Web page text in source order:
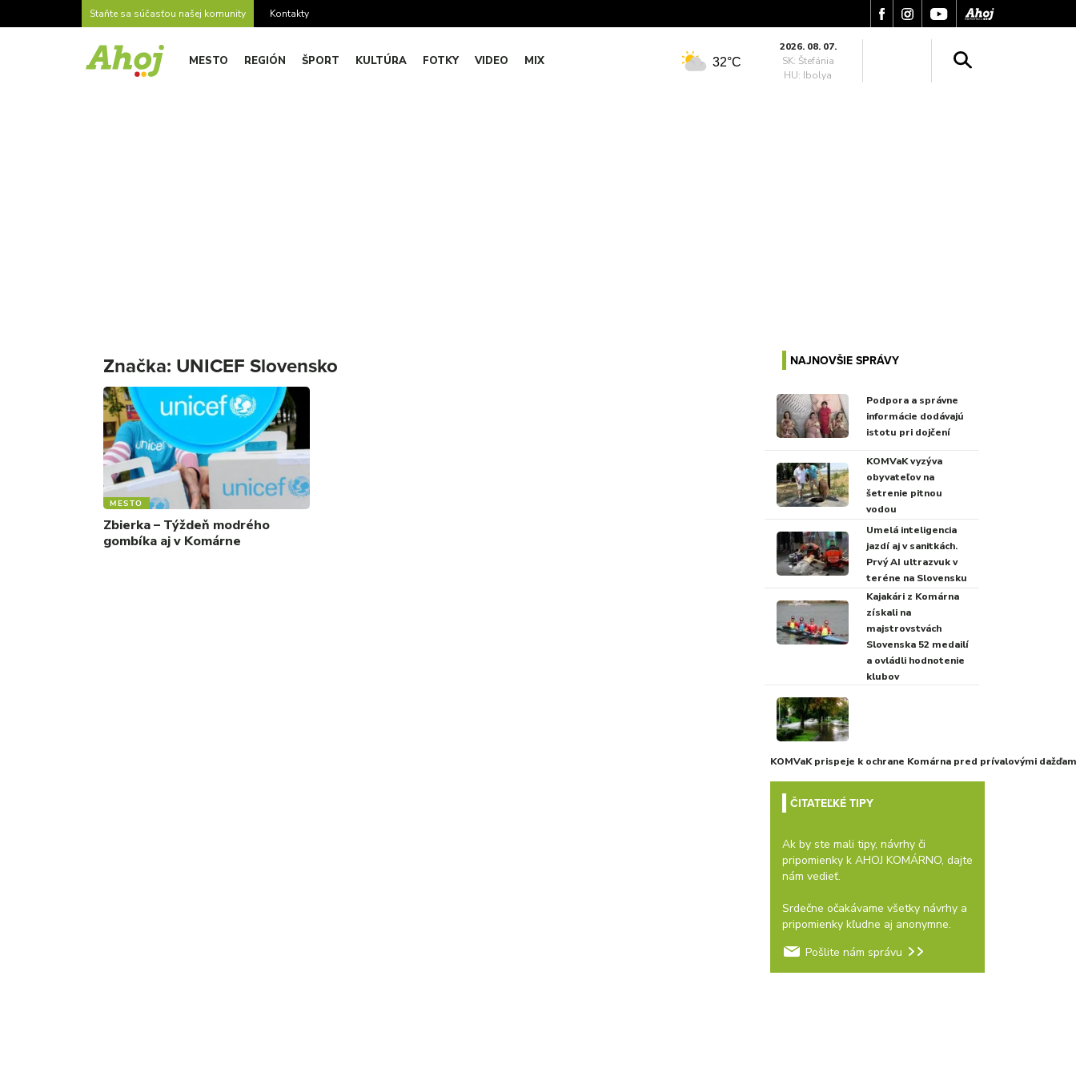
Staňte sa súčasťou našej komunity Kontakty
MESTO REGIÓN ŠPORT KULTÚRA FOTKY VIDEO MIX 32°C
2026. 08. 07.
SK: Štefánia
HU: Ibolya
Značka: UNICEF Slovensko
MESTO
Zbierka – Týždeň modrého
gombíka aj v Komárne
NAJNOVŠIE SPRÁVY
Podpora a správne
informácie dodávajú
istotu pri dojčení
KOMVaK vyzýva
obyvateľov na
šetrenie pitnou
vodou
Umelá inteligencia
jazdí aj v sanitkách.
Prvý AI ultrazvuk v
teréne na Slovensku
Kajakári z Komárna
získali na
majstrovstvách
Slovenska 52 medailí
a ovládli hodnotenie
klubov
KOMVaK prispeje k ochrane Komárna pred prívalovými
ČITATEĽKÉ TIPY
Ak by ste mali tipy, návrhy či
pripomienky k AHOJ KOMÁRNO, dajte
nám vedieť.
Srdečne očakávame všetky návrhy a
pripomienky kľudne aj anonymne.
Pošlite nám správu